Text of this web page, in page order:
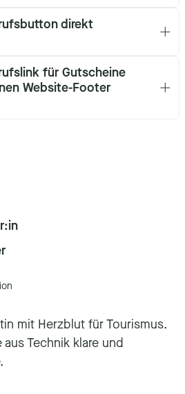
direkt
für Gutscheine
Website-Footer
mit Herzblut für Tourismus.
Technik klare und